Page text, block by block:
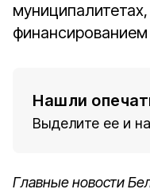
финансированием
Нашли
Выделите ее и
Главные новости